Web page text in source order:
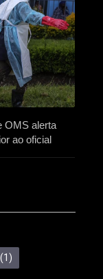
OMS alerta
ao oficial
(1)